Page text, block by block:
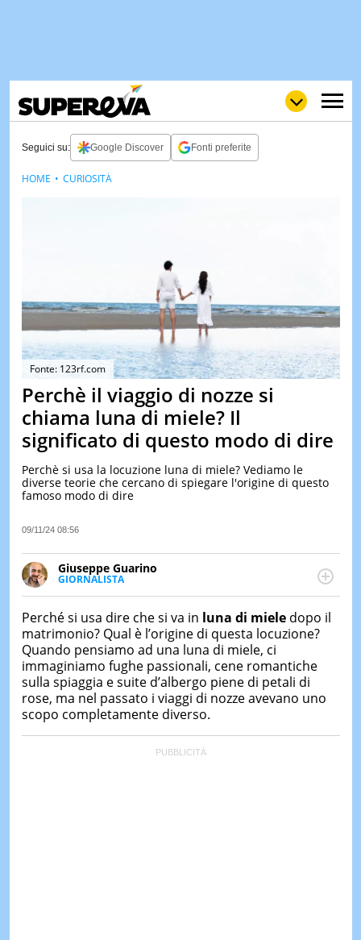
& TV
QUIZ
&
TEST
DI
DI
IERI
Seguici su: Google Discover Fonti preferite
Fonte: 123rf.com
Perchè il viaggio di nozze si
chiama luna di miele? Il
significato di questo modo di dire
Perchè si usa la locuzione luna di miele? Vediamo le
diverse teorie che cercano di spiegare l'origine di questo
famoso modo di dire
09/11/24 08:56
Giuseppe Guarino
GIORNALISTA
Ph(D) in Diritto Comparato e processi di
particolare sulla Storia contemporanea di America
Latina e Spagna. Collabora con numerose testate ed
è presidente dell'Associazione Culturale "La
Biblioteca del Sannio".
HOME CURIOSITÀ
Perché si usa dire che si va in luna di miele dopo il
matrimonio? Qual è l’origine di questa locuzione?
Quando pensiamo ad una luna di miele, ci
immaginiamo fughe passionali, cene romantiche
sulla spiaggia e suite d’albergo piene di petali di
rose, ma nel passato i viaggi di nozze avevano uno
scopo completamente diverso.